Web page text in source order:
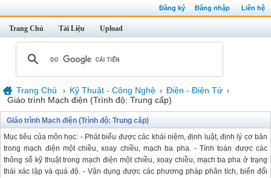
Đăng ký Đăng nhập Liên hệ
Trang Chủ Tài Liệu Upload
Trang Chủ › Kỹ Thuật - Công Nghệ › Điện - Điện Tử ›
Giáo trình Mạch điện (Trình độ: Trung cấp)
Giáo trình Mạch điện (Trình độ: Trung cấp)
Mục tiêu của môn học: - Phát biểu được các khái niệm, định luật, định lý cơ bản
trong mạch điện một chiều, xoay chiều, mạch ba pha. - Tính toán được các
thông số kỹ thuật trong mạch điện một chiều, xoay chiều, mạch ba pha ở trạng
thái xác lập và quá độ. - Vận dụng được các phương pháp phân tích, biến đổi